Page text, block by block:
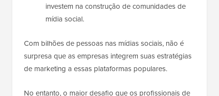
investem na construção de comunidades de
mídia social.
Com bilhões de pessoas nas mídias sociais, não é
surpresa que as empresas integrem suas estratégias
de marketing a essas plataformas populares.
No entanto, o maior desafio que os profissionais de